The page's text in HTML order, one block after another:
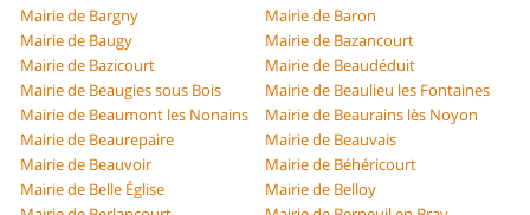
Mairie de Bargny
Mairie de Baron
Mairie de Baugy
Mairie de Bazancourt
Mairie de Bazicourt
Mairie de Beaudéduit
Mairie de Beaugies sous Bois
Mairie de Beaulieu les Fontaines
Mairie de Beaumont les Nonains
Mairie de Beaurains lès Noyon
Mairie de Beaurepaire
Mairie de Beauvais
Mairie de Beauvoir
Mairie de Béhéricourt
Mairie de Belle Église
Mairie de Belloy